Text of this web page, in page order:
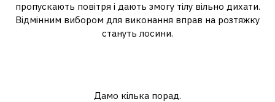
пропускають повітря і дають змогу тілу вільно дихати.
Відмінним вибором для виконання вправ на розтяжку
стануть лосини.
Дамо кілька порад.